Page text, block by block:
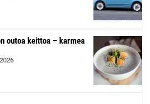
outoa keittoa – karmea